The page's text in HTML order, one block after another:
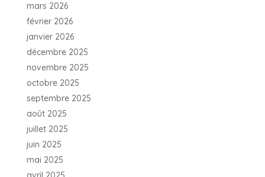
mars 2026
février 2026
janvier 2026
décembre 2025
novembre 2025
octobre 2025
septembre 2025
août 2025
juillet 2025
juin 2025
mai 2025